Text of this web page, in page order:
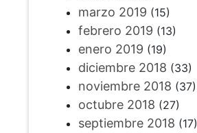
marzo 2019 (15)
febrero 2019 (13)
enero 2019 (19)
diciembre 2018 (33)
noviembre 2018 (37)
octubre 2018 (27)
septiembre 2018 (17)